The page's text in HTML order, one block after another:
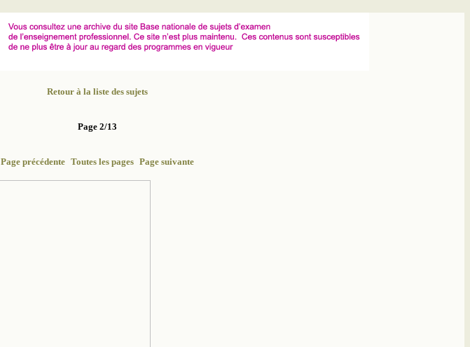
Retour à la liste des sujets
Page 2/13
Page précédente Toutes les pages Page suivante